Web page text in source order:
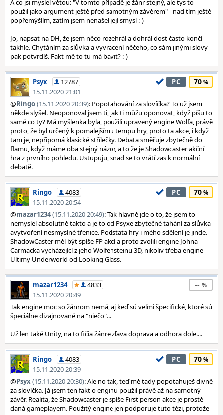
A co jsi myslel větou: "V tomto případě je žánr stejný, ale tys to
použil jako argument ještě před samotným závěrem" - nad tím ještě
popřemýšlím, zatím jsem nenašel její smysl :-)
Jo, napsat na DH, že jsem něco rozehrál a dohrál dost často končí
takhle. Chytáním za slůvka a vyvracení něčeho, co sám jinými slovy
pak potvrdíš. Fakt mě to tu má bavit? :-)
Psyx
12787
15.11.2020 21:01
PC 70
@Ringo(15.11.2020 20:39): Popotahování za slovíčka? To už jsem
někde slyšel. Neoponoval jsem ti, jak ti můžu oponovat, když píšu to
samé co ty? Má myšlenka byla, použili upravený engine Wolfa, právě
proto, že byl určený k pomalejšímu tempu hry, proto ta akce, i když
tam je, nepřipomá klasické střílečky. Debata směřuje zbytečně do
flamu, když máme oba stejný názor, a to že je Shadowcaster akční
hra z prvního pohledu. Ustupuju, snad se to vrátí zas k normální
debatě.
Ringo
4083
15.11.2020 20:54
PC 70
@mazar1234(15.11.2020 20:49): Tak hlavně jde o to, že jsem to
nemyslel absolutně takto a je to od Psyxe zbytečné tahání za slůvka
avytvoření nesmyslné třenice. Podstata hry i mého sdělení je jinde.
ShadowCaster měl být spíše FP akcí a proto zvolili engine Johna
Carmacka vycházející z jeho Wolfensteinu 3D, nikoliv třeba engine
Ultimy Underworld od Looking Glass.
mazar1234
4833
15.11.2020 20:49
--
Tak engine moc so žánrom nemá, aj keď sú veľmi špecifické, ktoré sú
špeciálne dizajnované na "niečo"...
Už len také Unity, na to fičia žánre zľava doprava a odhora dole....
Ringo
4083
15.11.2020 20:39
PC 70
@Psyx(15.11.2020 20:30): Ale no tak, teď mě tady popotahuješ divně
za slovíčka. Já jsem ten fakt o enginu použil právě až na samotný
závěr. Realita, že Shadowcaster je spíše First person akce je prostě
daná gameplayem. Použitý engine jen podporuje tuto tézi, protože